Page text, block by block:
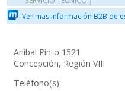
Ver mas información B2B de
Anibal Pinto 1521
Concepción, Región VIII
Teléfono(s):